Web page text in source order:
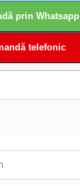
prin Whatsapp
telefonic